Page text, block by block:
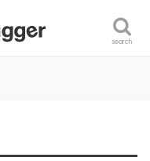
search